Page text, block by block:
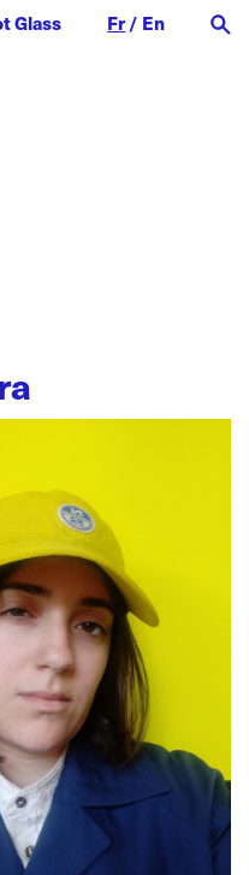
Glass Fr/ En